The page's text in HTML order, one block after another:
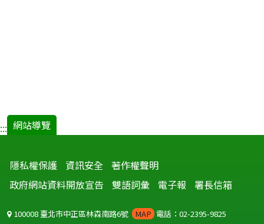
::: 網站導覽
隱私權保護 資訊安全 著作權聲明
政府網站資料開放宣告
雙語詞彙 電子報 署長信箱
100008 臺北市中正區林森南路6號 MAP 電話：02-2395-9825